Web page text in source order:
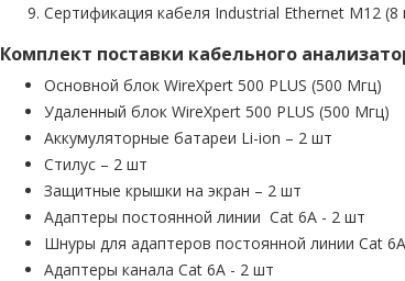
Сертификация кабеля Industrial Ethernet M12
Комплект поставки кабельного
Основной блок WireXpert 500 PLUS (500 Мгц)
Удаленный блок WireXpert 500 PLUS (500 Мгц)
Аккумуляторные батареи Li-ion – 2 шт
Стилус – 2 шт
Защитные крышки на экран – 2 шт
Адаптеры постоянной линии Cat 6A - 2 шт
Шнуры для адаптеров постоянной линии Cat
Адаптеры канала Cat 6A - 2 шт